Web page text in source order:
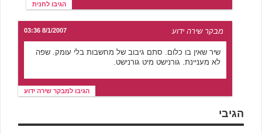
הגיבו לחנית
מבקר שירה ידוע 8/1/2007 03:36
שיר שאין בו כלום. סתם גיבוב של מחשבות בלי עומק. שפה
לא מעניינת. גורנישט מיט גורנישט.
הגיבו למבקר שירה ידוע
הגיבי